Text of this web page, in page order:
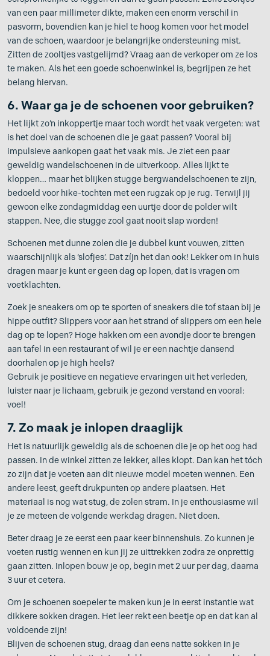
van een paar millimeter dikte, maken een enorm verschil in
pasvorm, bovendien kan je hiel te hoog komen voor het model
van de schoen, waardoor je belangrijke ondersteuning mist.
Zitten de zooltjes vastgelijmd? Vraag aan de verkoper om ze los
te maken. Als het een goede schoenwinkel is, begrijpen ze het
belang hiervan.
6. Waar ga je de schoenen voor gebruiken?
Het lijkt zo’n inkoppertje maar toch wordt het vaak vergeten: wat
is het doel van de schoenen die je gaat passen? Vooral bij
impulsieve aankopen gaat het vaak mis. Je ziet een paar
geweldig wandelschoenen in de uitverkoop. Alles lijkt te
kloppen… maar het blijken stugge bergwandelschoenen te zijn,
bedoeld voor hike-tochten met een rugzak op je rug. Terwijl jij
gewoon elke zondagmiddag een uurtje door de polder wilt
stappen. Nee, die stugge zool gaat nooit slap worden!
Schoenen met dunne zolen die je dubbel kunt vouwen, zitten
waarschijnlijk als ‘slofjes’. Dat zíjn het dan ook! Lekker om in huis
dragen maar je kunt er geen dag op lopen, dat is vragen om
voetklachten.
Zoek je sneakers om op te sporten of sneakers die tof staan bij je
hippe outfit? Slippers voor aan het strand of slippers om een hele
dag op te lopen? Hoge hakken om een avondje door te brengen
aan tafel in een restaurant of wil je er een nachtje dansend
doorhalen op je high heels?
Gebruik je positieve en negatieve ervaringen uit het verleden,
luister naar je lichaam, gebruik je gezond verstand en vooral:
voel!
7. Zo maak je inlopen draaglijk
Het is natuurlijk geweldig als de schoenen die je op het oog had
passen. In de winkel zitten ze lekker, alles klopt. Dan kan het tóch
zo zijn dat je voeten aan dit nieuwe model moeten wennen. Een
andere leest, geeft drukpunten op andere plaatsen. Het
materiaal is nog wat stug, de zolen stram. In je enthousiasme wil
je ze meteen de volgende werkdag dragen. Niet doen.
Beter draag je ze eerst een paar keer binnenshuis. Zo kunnen je
voeten rustig wennen en kun jij ze uittrekken zodra ze onprettig
gaan zitten. Inlopen bouw je op, begin met 2 uur per dag, daarna
3 uur et cetera.
Om je schoenen soepeler te maken kun je in eerst instantie wat
dikkere sokken dragen. Het leer rekt een beetje op en dat kan al
voldoende zijn!
Blijven de schoenen stug, draag dan eens natte sokken in je